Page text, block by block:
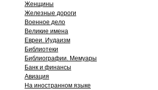
Женщины
Железные дороги
Военное дело
Великие имена
Евреи. Иудаизм
Библиотеки
Библиографии. Мемуары
Банк и финансы
Авиация
На иностранном языке